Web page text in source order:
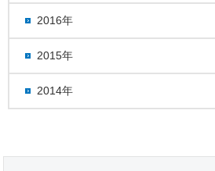
2016年
2015年
2014年